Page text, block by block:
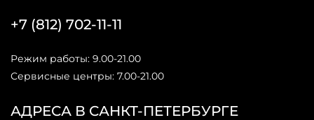
АДРЕСА В САНКТ-ПЕТЕРБУРГЕ
+7 (812) 702-11-11
Режим работы: 9.00-21.00
Сервисные центры: 7.00-21.00